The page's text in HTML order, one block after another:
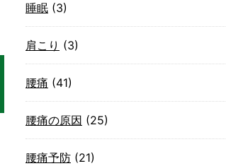
睡眠 (3)
肩こり (3)
腰痛 (41)
腰痛の原因 (25)
腰痛予防 (21)